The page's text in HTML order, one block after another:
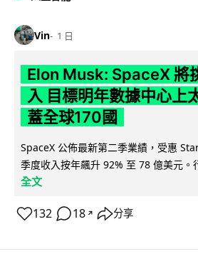
Vin 1 日
Elon Musk: SpaceX 將
入 目標明年數據中心上
蓋全球170國
SpaceX 公佈最新第二季業績，受惠
季度收入按年飆升 92% 至 78 億美元。
全文
132 18 ↗ 分享